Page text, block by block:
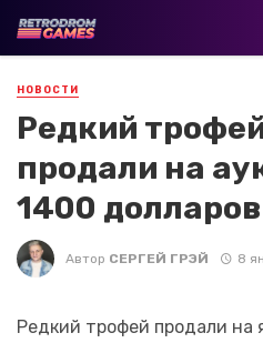
НОВОСТИ
Редкий
продали на
1400 долларов
Автор СЕРГЕЙ ГРЭЙ 8
Редкий трофей продали на